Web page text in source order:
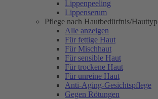
Lippenpeeling
Lippenserum
Pflege nach Hautbedürfnis/Hauttyp
Alle anzeigen
Für fettige Haut
Für Mischhaut
Für sensible Haut
Für trockene Haut
Für unreine Haut
Anti-Aging-Gesichtspflege
Gegen Rötungen